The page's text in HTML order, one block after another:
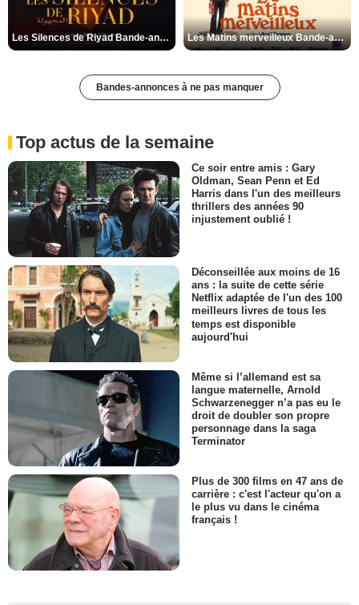
Les Silences de Riyad Bande-annonce VO STFR Les Matins merveilleux Bande-annonce VF
Bandes-annonces à ne pas manquer
Top actus de la semaine
Ce soir entre amis : Gary
Oldman, Sean Penn et Ed
Harris dans l'un des meilleurs
thrillers des années 90
injustement oublié !
Déconseillée aux moins de 16
ans : la suite de cette série
Netflix adaptée de l'un des 100
meilleurs livres de tous les
temps est disponible
aujourd'hui
Même si l’allemand est sa
langue maternelle, Arnold
Schwarzenegger n’a pas eu le
droit de doubler son propre
personnage dans la saga
Terminator
Plus de 300 films en 47 ans de
carrière : c'est l'acteur qu'on a
le plus vu dans le cinéma
français !